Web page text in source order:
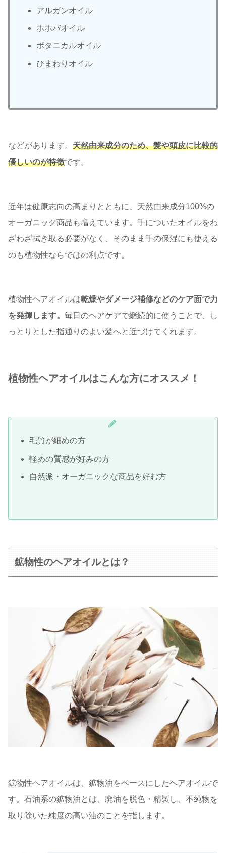
アルガンオイル
ホホバオイル
ボタニカルオイル
ひまわりオイル
などがあります。 天然由来成分のため、髪や頭皮に比較的
優しいのが特徴です。
近年は健康志向の高まりとともに、天然由来成分100%の
オーガニック商品も増えています。手についたオイルをわ
ざわざ拭き取る必要がなく、そのまま手の保湿にも使える
のも植物性ならではの利点です。
植物性ヘアオイルは乾燥やダメージ補修などのケア面で力
を発揮します。 毎日のヘアケアで継続的に使うことで、し
っとりとした指通りのよい髪へと近づけてくれます。
植物性ヘアオイルはこんな方にオススメ！
毛質が細めの方
軽めの質感が好みの方
自然派・オーガニックな商品を好む方
鉱物性のヘアオイルとは？
鉱物性ヘアオイルは、鉱物油をベースにしたヘアオイルで
す。石油系の鉱物油とは、廃油を脱色・精製し、不純物を
取り除いた純度の高い油のことを指します。